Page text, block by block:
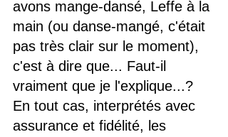
avons mange-dansé, Leffe à la
main (ou danse-mangé, c'était
pas très clair sur le moment),
c'est à dire que... Faut-il
vraiment que je l'explique...?
En tout cas, interprétés avec
assurance et fidélité, les